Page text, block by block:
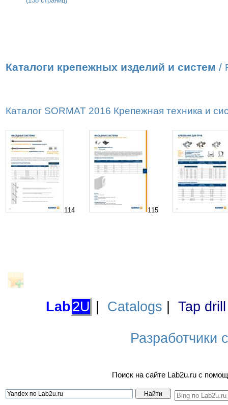
Каталоги крепежных изделий и систем /
Каталог SORMAT 2016 Крепежная техника и
114 115
Lab2U Catalogs Tap
Разработчики
Поиск на сайте Lab2u.ru с